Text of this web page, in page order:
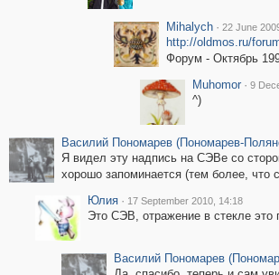
Mihalych · 22 June
http://oldmos.ru/
Форум - Октябрь
Muhomor · 9
^)
Василий Пономарев (Пономарев-
Я видел эту надпись на СЭВе со
хорошо запоминается (тем более, что
Юлия · 17 September 2010, 14:18
Это СЭВ, отражение в стекле это
Василий Пономарев